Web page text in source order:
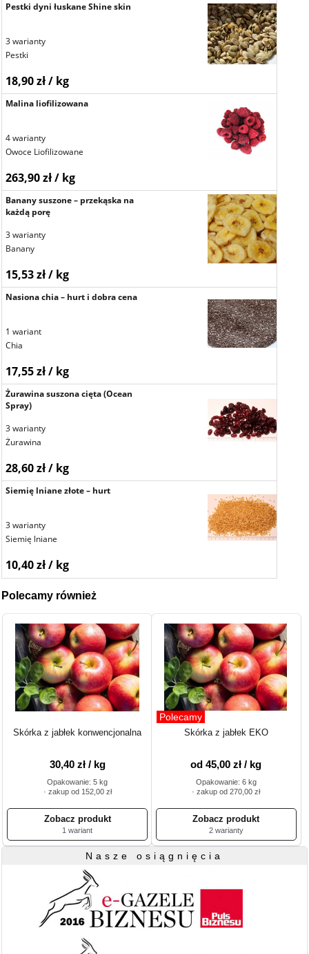
Pestki dyni łuskane Shine skin
3 warianty
Pestki
18,90 zł / kg
Malina liofilizowana
4 warianty
Owoce Liofilizowane
263,90 zł / kg
Banany suszone – przekąska na
każdą porę
3 warianty
Banany
15,53 zł / kg
Nasiona chia – hurt i dobra cena
1 wariant
Chia
17,55 zł / kg
Żurawina suszona cięta (Ocean
Spray)
3 warianty
Żurawina
28,60 zł / kg
Siemię lniane złote – hurt
3 warianty
Siemię lniane
10,40 zł / kg
Polecamy również
Skórka z jabłek konwencjonalna
30,40 zł / kg
Opakowanie: 5 kg
· zakup od 152,00 zł
1 wariant
Polecamy
Skórka z jabłek EKO
od 45,00 zł / kg
Opakowanie: 6 kg
· zakup od 270,00 zł
2 warianty
Nasze osiągnięcia